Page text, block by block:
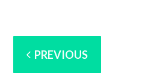
PREVIOUS